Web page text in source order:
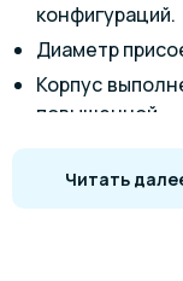
конфигураций.
Диаметр
Корпус
воздействиям
Надежность.
Простота
Читать